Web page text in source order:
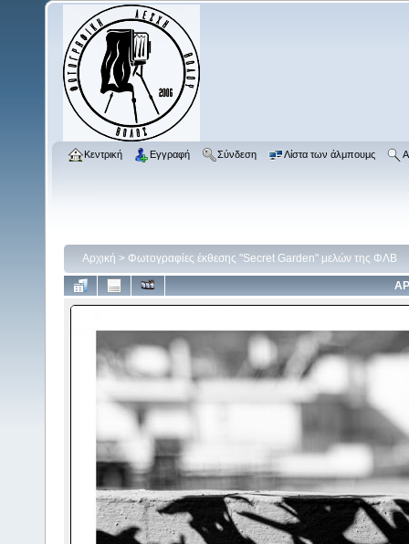
Κεντρική Εγγραφή Σύνδεση Λίστα των άλμπουμς
Αρχική > Φωτογραφίες έκθεσης "Secret Garden" μελών της ΦΛΒ